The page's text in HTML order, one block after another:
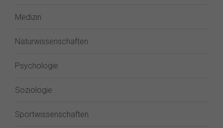
Medizin
Naturwissenschaften
Psychologie
Soziologie
Sportwissenschaften